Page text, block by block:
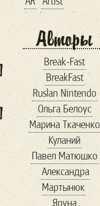
bankroupt
bitcoin
brand
business lunch
comiccon comix
conservative
coronavirus
cosplay
COVID-19
cryptocurency dc
digitalID Facebook
Fashion forbes
Forbs Game Gavi
good guardian
Авторы
Break-Fast
BreakFast
Ruslan Nintendo
Ольга Белоус
Марина Ткаченко
Куланий
Павел Матюшко
Александра
Мартынюк
Яруна